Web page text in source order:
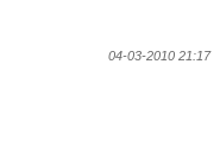
04-03-2010 21:17